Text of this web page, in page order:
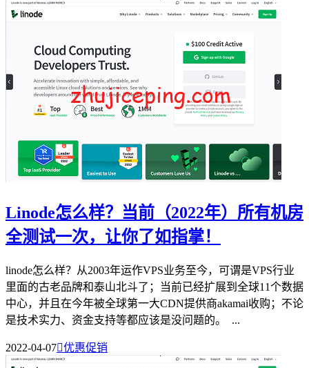
Linode怎么样？当前（2022年）所有机房
全测试一次，让你了如指掌！
linode怎么样？从2003年运作VPS业务至今，可谓是VPS行业
里面的古老品牌和泰山北斗了；当前已经扩展到全球11个数据
中心，并且在今年被全球第一大CDN提供商akamai收购；不论
是技术实力、资金支持等都应该是没问题的。 ...
2022-04-07优惠促销